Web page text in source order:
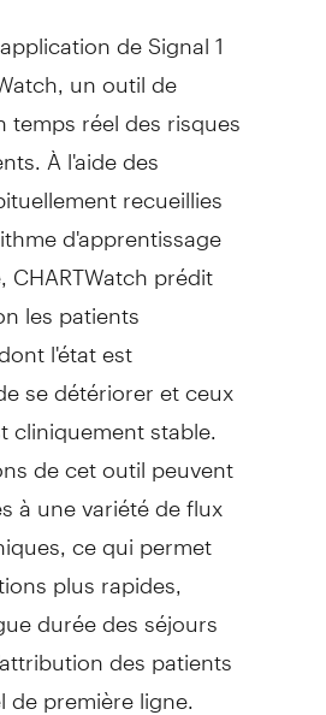
de Signal 1
un outil de
réel des risques
À l'aide des
recueillies
d'apprentissage
prédit
les patients
l'état est
se détériorer et ceux
cliniquement stable.
de cet outil peuvent
à une variété de flux
ce qui permet
plus rapides,
durée des séjours
des patients
première ligne.